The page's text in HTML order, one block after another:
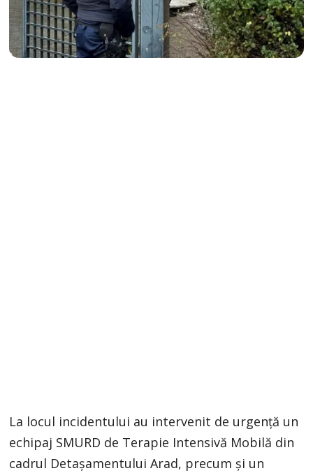
La locul incidentului au intervenit de urgență un
echipaj SMURD de Terapie Intensivă Mobilă din
cadrul Detașamentului Arad, precum și un